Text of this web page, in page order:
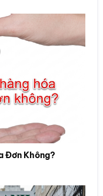
Đơn Không?